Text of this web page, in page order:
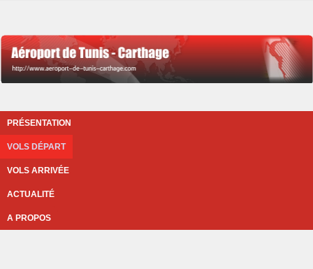
PRÉSENTATION
VOLS DÉPART
VOLS ARRIVÉE
ACTUALITÉ
A PROPOS